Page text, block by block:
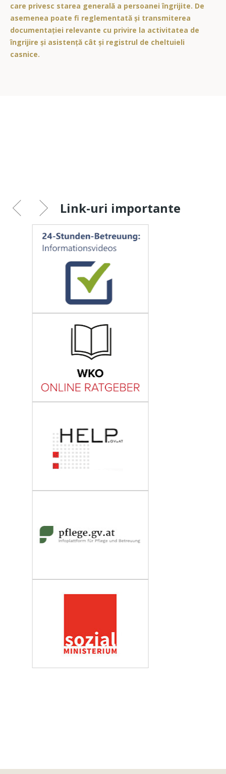
care privesc starea generală a persoanei îngrijite. De
asemenea poate fi reglementată și transmiterea
documentației relevante cu privire la activitatea de
îngrijire și asistență cât și registrul de cheltuieli
casnice.
Link-uri importante